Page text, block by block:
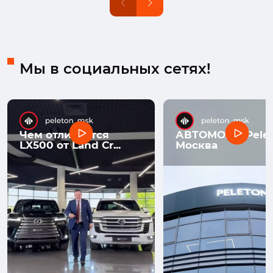
Мы в социальных сетях!
Чем отличается
LX500 от Land Cr...
АВТОМОЛЛ
Москва